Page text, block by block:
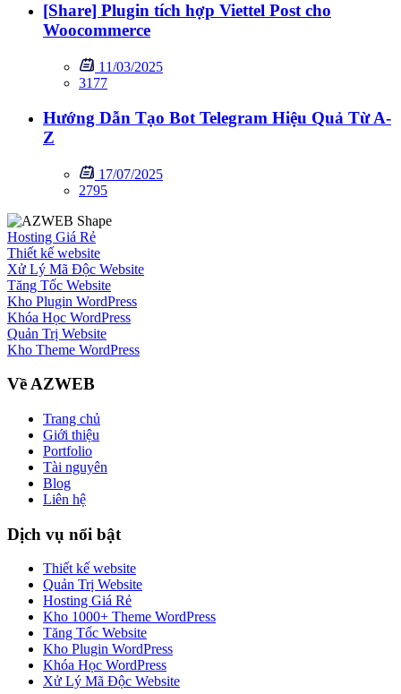
[Share] Plugin tích hợp Viettel Post cho
Woocommerce
11/03/2025
3177
Hướng Dẫn Tạo Bot Telegram Hiệu Quả Từ A-
Z
17/07/2025
2795
Hosting Giá Rẻ
Thiết kế website
Xử Lý Mã Độc Website
Tăng Tốc Website
Kho Plugin WordPress
Khóa Học WordPress
Quản Trị Website
Kho Theme WordPress
Về AZWEB
Trang chủ
Giới thiệu
Portfolio
Tài nguyên
Blog
Liên hệ
Dịch vụ nổi bật
Thiết kế website
Quản Trị Website
Hosting Giá Rẻ
Kho 1000+ Theme WordPress
Tăng Tốc Website
Kho Plugin WordPress
Khóa Học WordPress
Xử Lý Mã Độc Website